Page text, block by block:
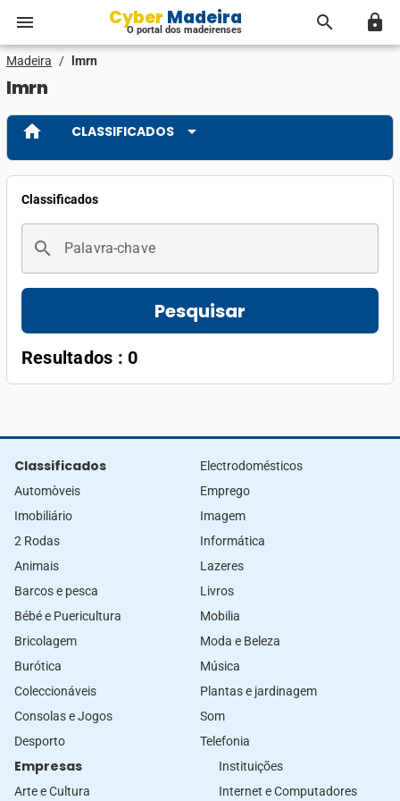
menu Cyber Madeira
O portal dos madeirenses search lock
Madeira / lmrn
lmrn
home CLASSIFICADOS arrow_drop_down
Classificados
search Palavra-chave
Pesquisar
Resultados : 0
Classificados
Automòveis
Imobiliário
2 Rodas
Animais
Barcos e pesca
Bébé e Puericultura
Bricolagem
Burótica
Coleccionáveis
Consolas e Jogos
Desporto
Electrodomésticos
Emprego
Imagem
Informática
Lazeres
Livros
Mobilia
Moda e Beleza
Música
Plantas e jardinagem
Som
Telefonia
Empresas
Arte e Cultura
Instituições
Internet e Computadores